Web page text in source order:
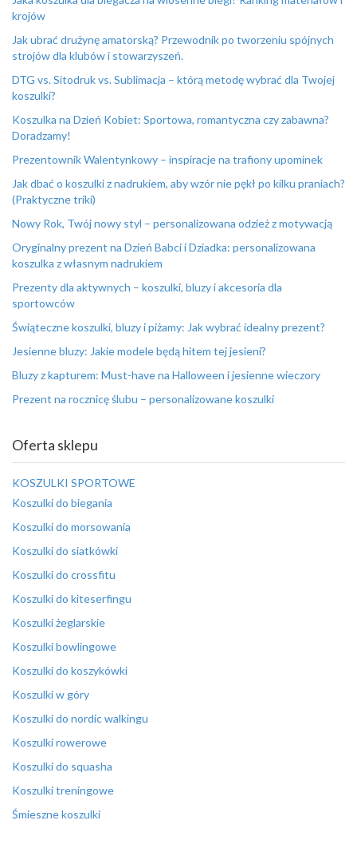
krojów
Jak ubrać drużynę amatorską? Przewodnik po tworzeniu spójnych
strojów dla klubów i stowarzyszeń.
DTG vs. Sitodruk vs. Sublimacja – którą metodę wybrać dla Twojej
koszulki?
Koszulka na Dzień Kobiet: Sportowa, romantyczna czy zabawna?
Doradzamy!
Prezentownik Walentynkowy – inspiracje na trafiony upominek
Jak dbać o koszulki z nadrukiem, aby wzór nie pękł po kilku praniach?
(Praktyczne triki)
Nowy Rok, Twój nowy styl – personalizowana odzież z motywacją
Oryginalny prezent na Dzień Babci i Dziadka: personalizowana
koszulka z własnym nadrukiem
Prezenty dla aktywnych – koszulki, bluzy i akcesoria dla
sportowców
Świąteczne koszulki, bluzy i piżamy: Jak wybrać idealny prezent?
Jesienne bluzy: Jakie modele będą hitem tej jesieni?
Bluzy z kapturem: Must-have na Halloween i jesienne wieczory
Prezent na rocznicę ślubu – personalizowane koszulki
Oferta sklepu
KOSZULKI SPORTOWE
Koszulki do biegania
Koszulki do morsowania
Koszulki do siatkówki
Koszulki do crossfitu
Koszulki do kiteserfingu
Koszulki żeglarskie
Koszulki bowlingowe
Koszulki do koszykówki
Koszulki w góry
Koszulki do nordic walkingu
Koszulki rowerowe
Koszulki do squasha
Koszulki treningowe
Śmieszne koszulki